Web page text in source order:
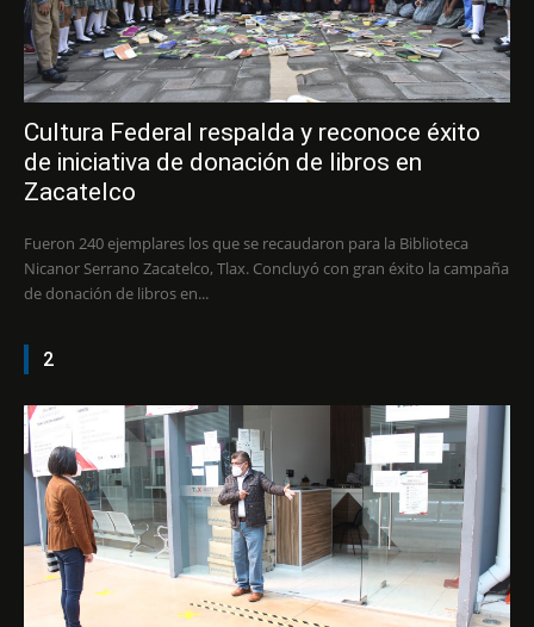
Cultura Federal respalda y reconoce éxito
de iniciativa de donación de libros en
Zacatelco
Fueron 240 ejemplares los que se recaudaron para la Biblioteca
Nicanor Serrano Zacatelco, Tlax. Concluyó con gran éxito la campaña
de donación de libros en...
2